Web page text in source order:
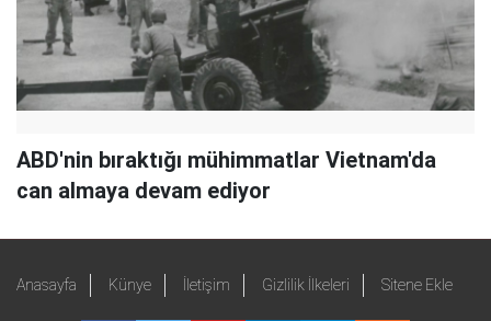
ABD'nin bıraktığı mühimmatlar Vietnam'da
can almaya devam ediyor
Anasayfa Künye İletişim Gizlilik İlkeleri Sitene Ekle